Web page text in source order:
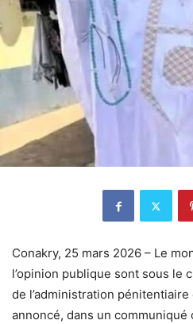
Conakry, 25 mars 2026 – Le
l’opinion publique sont sous le
de l’administration
annoncé, dans un